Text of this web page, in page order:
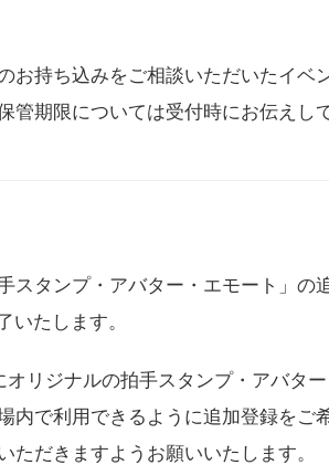
お持ち込みをご相談いただいたイベ
管期限については受付時にお伝えし
スタンプ・アバター・エモート」の
いたします。
オリジナルの拍手スタンプ・アバタ
内で利用できるように追加登録をご
ただきますようお願いいたします。